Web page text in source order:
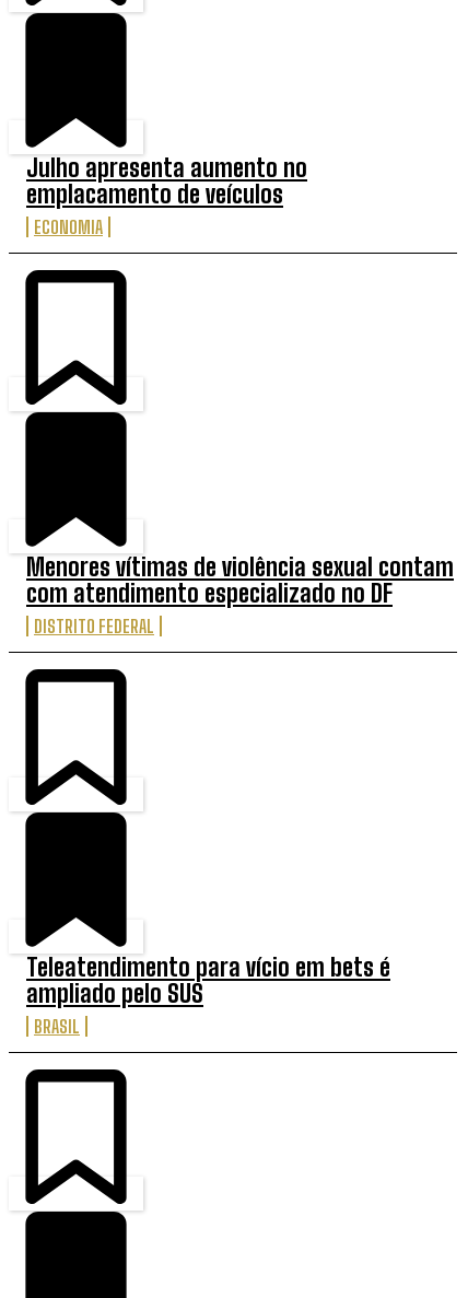
Julho apresenta aumento no
emplacamento de veículos
ECONOMIA
Menores vítimas de violência sexual contam
com atendimento especializado no DF
DISTRITO FEDERAL
Teleatendimento para vício em bets é
ampliado pelo SUS
BRASIL